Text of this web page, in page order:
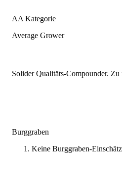
AA Kategorie
Average Grower
Solider Qualitäts-Compounder.
Burggraben
Keine Burggraben-